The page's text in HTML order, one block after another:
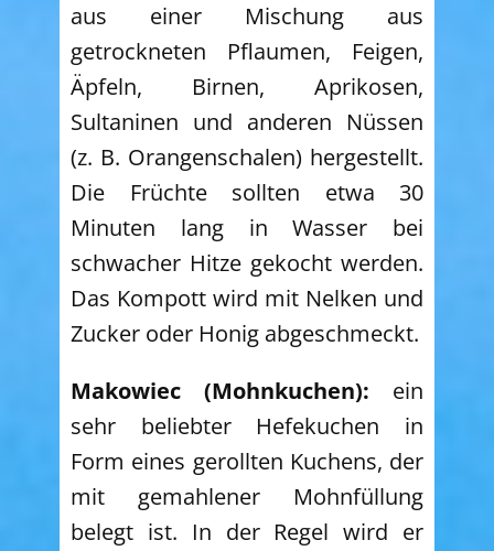
aus einer Mischung aus
getrockneten Pflaumen, Feigen,
Äpfeln, Birnen, Aprikosen,
Sultaninen und anderen Nüssen
(z. B. Orangenschalen) hergestellt.
Die Früchte sollten etwa 30
Minuten lang in Wasser bei
schwacher Hitze gekocht werden.
Das Kompott wird mit Nelken und
Zucker oder Honig abgeschmeckt.
Makowiec (Mohnkuchen): ein
sehr beliebter Hefekuchen in
Form eines gerollten Kuchens, der
mit gemahlener Mohnfüllung
belegt ist. In der Regel wird er